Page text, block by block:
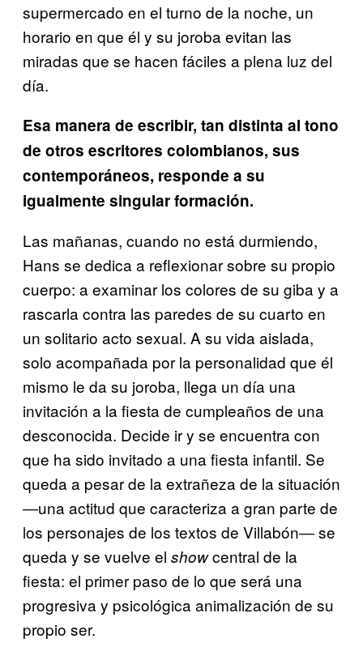
supermercado en el turno de la noche, un
horario en que él y su joroba evitan las
miradas que se hacen fáciles a plena luz del
día.
Esa manera de escribir, tan distinta al tono
de otros escritores colombianos, sus
contemporáneos, responde a su
igualmente singular formación.
Las mañanas, cuando no está durmiendo,
Hans se dedica a reflexionar sobre su propio
cuerpo: a examinar los colores de su giba y a
rascarla contra las paredes de su cuarto en
un solitario acto sexual. A su vida aislada,
solo acompañada por la personalidad que él
mismo le da su joroba, llega un día una
invitación a la fiesta de cumpleaños de una
desconocida. Decide ir y se encuentra con
que ha sido invitado a una fiesta infantil. Se
queda a pesar de la extrañeza de la situación
―una actitud que caracteriza a gran parte de
los personajes de los textos de Villabón― se
queda y se vuelve el showcentral de la
fiesta: el primer paso de lo que será una
progresiva y psicológica animalización de su
propio ser.